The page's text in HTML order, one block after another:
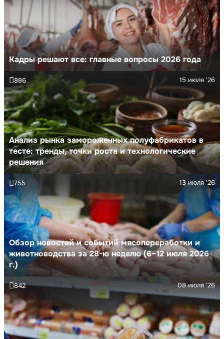
Кадры решают все: главные вопросы 2026 года
Анализ рынка замороженных полуфабрикатов в
тесте: тренды, точки роста и технологические
решения
15 июля '26
886
Обзор новостей и событий мясопереработки и
животноводства за 28-ю неделю (6–12 июля 2026
г.)
13 июля '26
755
08 июля '26
842